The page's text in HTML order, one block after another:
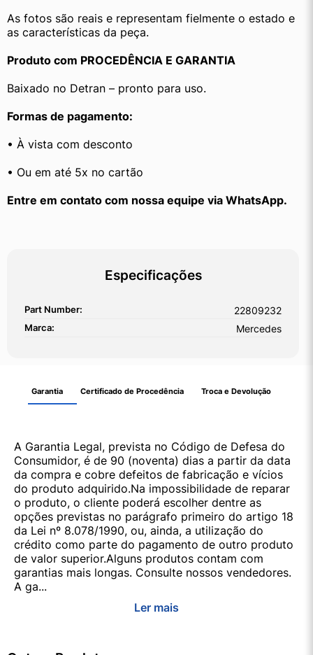
As fotos são reais e representam fielmente o estado e
as características da peça.
Produto com PROCEDÊNCIA E GARANTIA
Baixado no Detran – pronto para uso.
Formas de pagamento:
• À vista com desconto
• Ou em até 5x no cartão
﻿Entre em contato com nossa equipe via WhatsApp.
Especificações
Part Number: 22809232
Marca: Mercedes
Garantia Certificado de Procedência Troca e Devolução
A Garantia Legal, prevista no Código de Defesa do
Consumidor, é de 90 (noventa) dias a partir da data
da compra e cobre defeitos de fabricação e vícios
do produto adquirido.Na impossibilidade de reparar
o produto, o cliente poderá escolher dentre as
opções previstas no parágrafo primeiro do artigo 18
da Lei nº 8.078/1990, ou, ainda, a utilização do
crédito como parte do pagamento de outro produto
de valor superior.Alguns produtos contam com
garantias mais longas. Consulte nossos vendedores.
A ga...
Ler mais